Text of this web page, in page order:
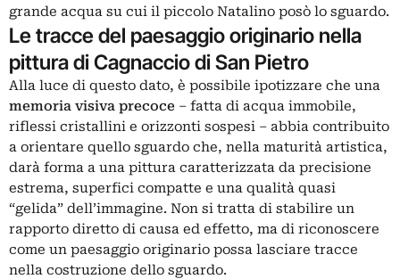
grande acqua su cui il piccolo Natalino posò lo sguardo.
Le tracce del paesaggio originario nella
pittura di Cagnaccio di San Pietro
Alla luce di questo dato, è possibile ipotizzare che una
memoria visiva precoce – fatta di acqua immobile,
riflessi cristallini e orizzonti sospesi – abbia contribuito
a orientare quello sguardo che, nella maturità artistica,
darà forma a una pittura caratterizzata da precisione
estrema, superfici compatte e una qualità quasi
“gelida” dell’immagine. Non si tratta di stabilire un
rapporto diretto di causa ed effetto, ma di riconoscere
come un paesaggio originario possa lasciare tracce
nella costruzione dello sguardo.